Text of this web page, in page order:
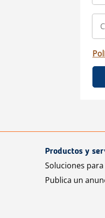
Productos y
Soluciones
Publica un